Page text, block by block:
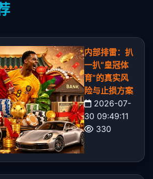
内部排雷：扒
一扒“皇冠体
育”的真实风
险与止损方案
2026-07-
30 09:49:11
330